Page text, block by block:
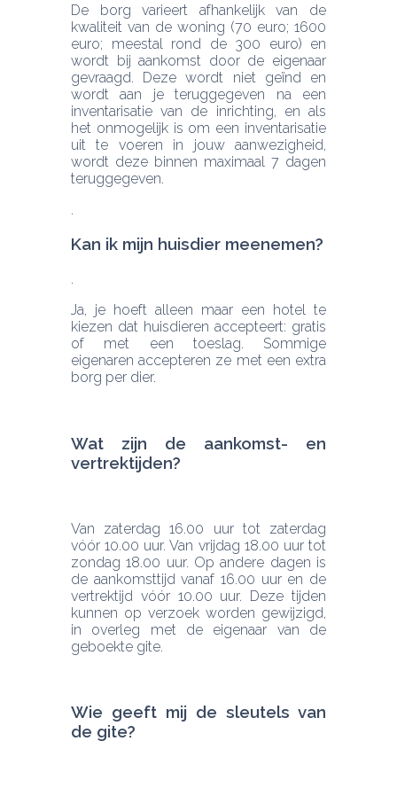
De borg varieert afhankelijk van de
kwaliteit van de woning (70 euro; 1600
euro; meestal rond de 300 euro) en
wordt bij aankomst door de eigenaar
gevraagd. Deze wordt niet geïnd en
wordt aan je teruggegeven na een
inventarisatie van de inrichting, en als
het onmogelijk is om een inventarisatie
uit te voeren in jouw aanwezigheid,
wordt deze binnen maximaal 7 dagen
teruggegeven.
Ja, je hoeft alleen maar een hotel te
kiezen dat huisdieren accepteert: gratis
of met een toeslag. Sommige
eigenaren accepteren ze met een extra
borg per dier.
Wat zijn de aankomst- en
vertrektijden?
Van zaterdag 16.00 uur tot zaterdag
vóór 10.00 uur. Van vrijdag 18.00 uur tot
zondag 18.00 uur. Op andere dagen is
de aankomsttijd vanaf 16.00 uur en de
vertrektijd vóór 10.00 uur. Deze tijden
kunnen op verzoek worden gewijzigd,
in overleg met de eigenaar van de
geboekte gite.
Wie geeft mij de sleutels van
de gite?